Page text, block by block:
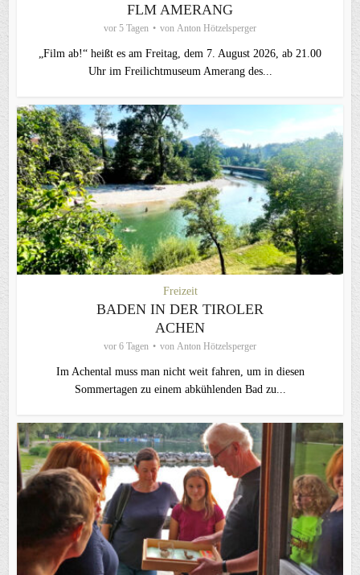
FLM AMERANG
vor 5 Tagen von Anton Hötzelsperger
„Film ab!“ heißt es am Freitag, dem 7. August 2026, ab 21.00
Uhr im Freilichtmuseum Amerang des...
Freizeit
BADEN IN DER TIROLER
ACHEN
vor 6 Tagen von Anton Hötzelsperger
Im Achental muss man nicht weit fahren, um in diesen
Sommertagen zu einem abkühlenden Bad zu...